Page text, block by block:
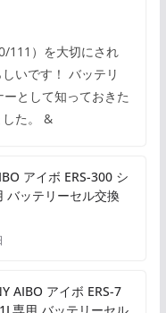
111）を大切にされ
いです！ バッテリ
として知っておきた
た。 &
アイボ ERS-300 シ
バッテリーセル交換
AIBO アイボ ERS-7